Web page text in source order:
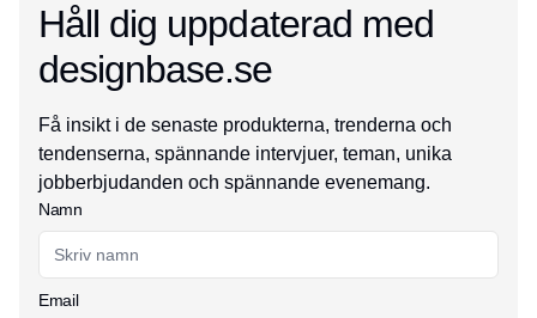
Håll dig uppdaterad med
designbase.se
Få insikt i de senaste produkterna, trenderna och
tendenserna, spännande intervjuer, teman, unika
jobberbjudanden och spännande evenemang.
Namn
Email